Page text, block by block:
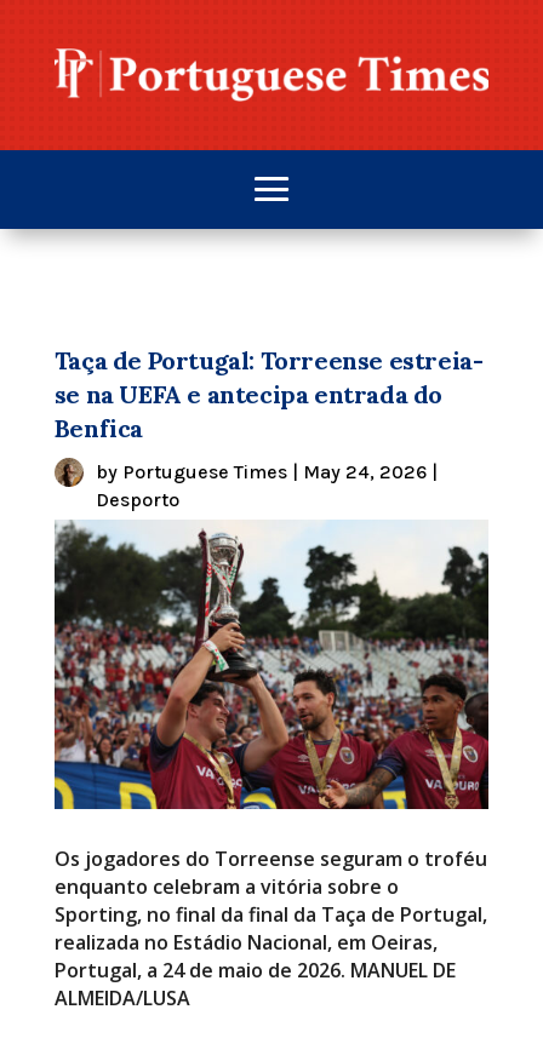
Taça de Portugal: Torreense estreia-
se na UEFA e antecipa entrada do
Benfica
by Portuguese Times| May 24, 2026|
Desporto
Os jogadores do Torreense seguram o troféu
enquanto celebram a vitória sobre o
Sporting, no final da final da Taça de Portugal,
realizada no Estádio Nacional, em Oeiras,
Portugal, a 24 de maio de 2026. MANUEL DE
ALMEIDA/LUSA